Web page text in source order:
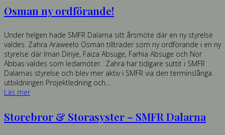
Osman ny ordförande!
Under helgen hade SMFR Dalarna sitt årsmöte där en ny styrelse
valdes. Zahra Araweelo Osman tillträder som ny ordförande i en ny
styrelse där Iman Diriye, Faiza Absuge, Farhia Absuge och Nor
Abbas valdes som ledamöter. Zahra har tidigare suttit i SMFR
Dalarnas styrelse och blev mer aktiv i SMFR via den terminslånga
utbildningen Projektledning och…
Läs mer
Storebror & Storasyster – SMFR Dalarna